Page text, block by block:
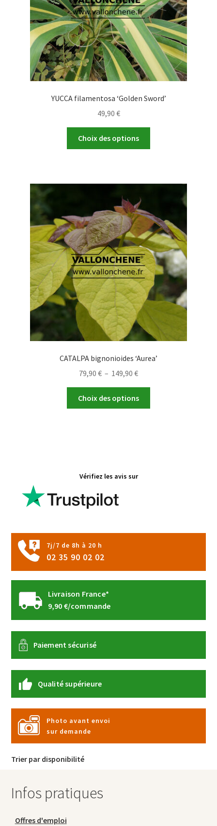
la
page
du
produit
YUCCA filamentosa ‘Golden Sword’
49,90 €
Choix des options
peuvent
être
choisies
sur
la
page
du
produit
CATALPA bignonioides ‘Aurea’
79,90 € – 149,90 €Plage
prix :
79,90 €
Choix des options
Vérifiez les avis sur
7j/7 de 8h à 20 h
02 35 90 02 02
Livraison France*
9,90 €/commande
Paiement sécurisé
Qualité supérieure
Photo avant envoi
sur demande
Trier par disponibilité
Infos pratiques
Offres d'emploi